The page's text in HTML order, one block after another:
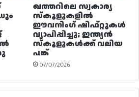
ഖത്തറിലെ സ്വകാര്യ
സ്കൂളുകളിൽ
ഈവനിംഗ് ഷിഫ്റ്റുകൾ
വ്യാപിപ്പിച്ചു; ഇന്ത്യൻ
സ്കൂളുകൾക്ക് വലിയ
പങ്ക്
07/07/2026